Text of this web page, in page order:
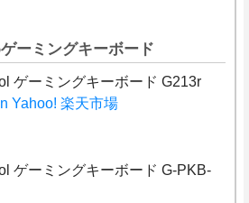
ーミングキーボード
ゲーミングキーボード G213r
Yahoo! 楽天市場
ゲーミングキーボード G-PKB-